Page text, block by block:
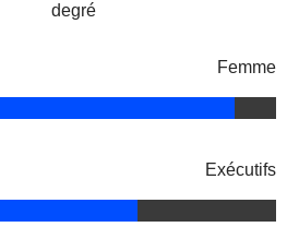
degré
Femme
Exécutifs